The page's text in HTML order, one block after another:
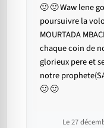
🙂 🙂 Waw lene
poursuivre la
MOURTADA
chaque coin de
glorieux pere et
notre
🙂 🙂
Le 27